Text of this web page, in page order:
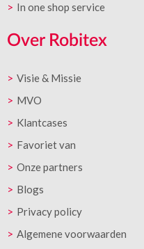
In one shop service
Over Robitex
Visie & Missie
MVO
Klantcases
Favoriet van
Onze partners
Blogs
Privacy policy
Algemene voorwaarden